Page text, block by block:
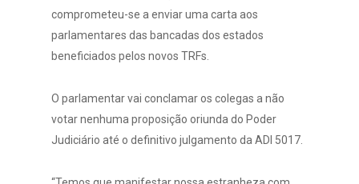
comprometeu-se a enviar uma carta aos
parlamentares das bancadas dos estados
beneficiados pelos novos TRFs.
O parlamentar vai conclamar os colegas a não
votar nenhuma proposição oriunda do Poder
Judiciário até o definitivo julgamento da ADI 5017.